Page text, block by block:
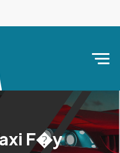
F�y